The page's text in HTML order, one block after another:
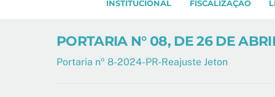
INSTITUCIONAL FISCALIZAÇÃO
PORTARIA N° 08, DE 26 DE
Portaria nº 8-2024-PR-Reajuste Jeton